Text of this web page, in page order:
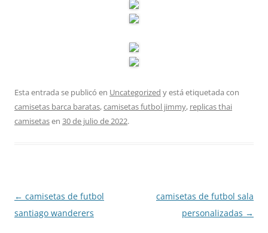
Esta entrada se publicó en Uncategorized y está etiquetada con
camisetas barca baratas,camisetas futbol jimmy, replicas thai
camisetasen 30 de julio de 2022.
Navegación
de
← camisetas de futbol
santiago wanderers
camisetas de futbol sala
personalizadas →